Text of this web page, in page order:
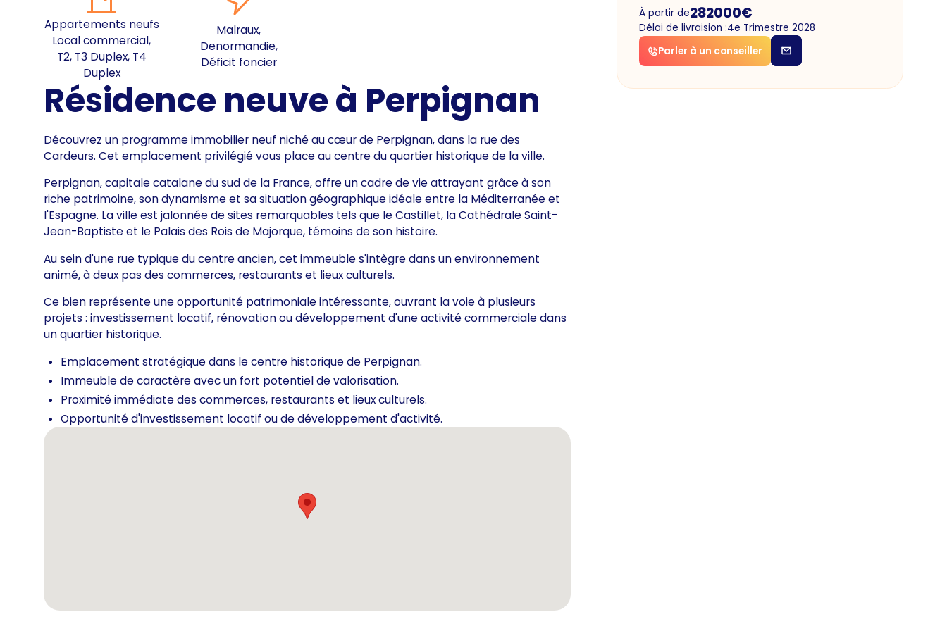
Appartements neufs
Local commercial,
T2, T3 Duplex, T4
Duplex
Malraux,
Denormandie,
Déficit foncier
Résidence neuve à Perpignan
Découvrez un programme immobilier neuf niché au cœur de Perpignan, dans la rue des
Cardeurs. Cet emplacement privilégié vous place au centre du quartier historique de la ville.
Perpignan, capitale catalane du sud de la France, offre un cadre de vie attrayant grâce à son
riche patrimoine, son dynamisme et sa situation géographique idéale entre la Méditerranée et
l'Espagne. La ville est jalonnée de sites remarquables tels que le Castillet, la Cathédrale Saint-
Jean-Baptiste et le Palais des Rois de Majorque, témoins de son histoire.
Au sein d'une rue typique du centre ancien, cet immeuble s'intègre dans un environnement
animé, à deux pas des commerces, restaurants et lieux culturels.
Ce bien représente une opportunité patrimoniale intéressante, ouvrant la voie à plusieurs
projets : investissement locatif, rénovation ou développement d'une activité commerciale dans
un quartier historique.
Emplacement stratégique dans le centre historique de Perpignan.
Immeuble de caractère avec un fort potentiel de valorisation.
Proximité immédiate des commerces, restaurants et lieux culturels.
Opportunité d'investissement locatif ou de développement d'activité.
À partir de282000€
Délai de livraision :4e Trimestre 2028
Parler à un conseiller